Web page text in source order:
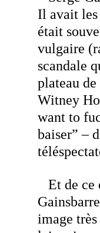
Il avait les
était
vulgaire
scandale
plateau
Witney
want to
baiser” –
Et de ce
image